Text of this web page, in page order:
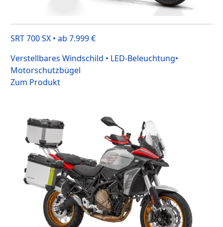
SRT 700 SX • ab 7.999 €
Verstellbares Windschild • LED-Beleuchtung•
Motorschutzbügel
Zum Produkt